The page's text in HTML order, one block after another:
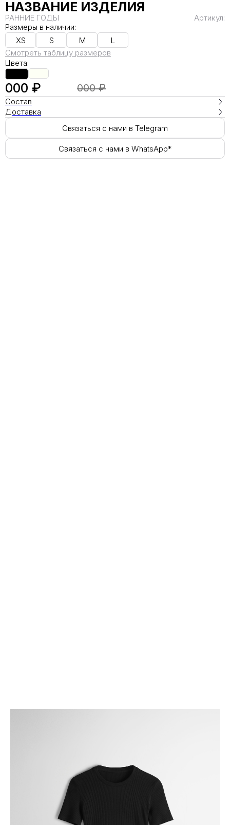
НАЗВАНИЕ ИЗДЕЛИЯ
РАННИЕ ГОДЫ
Артикул:
Размеры в наличии:
XS
S M
L
Смотреть таблицу размеров
Цвета:
000 ₽ 000 ₽
Состав
Доставка
Связаться с нами в Telegram
Связаться с нами в WhatsApp*